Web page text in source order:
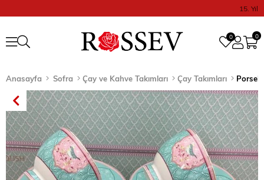
15. Yıl
0
0
Anasayfa Sofra Çay ve Kahve Takımları Çay Takımları